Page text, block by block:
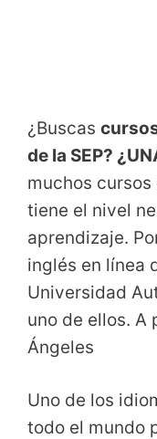
¿Buscas
de la SEP?
muchos
tiene el nivel
aprendizaje.
inglés en línea
Universidad
uno de ellos. A
Ángeles
Uno de los
todo el mundo